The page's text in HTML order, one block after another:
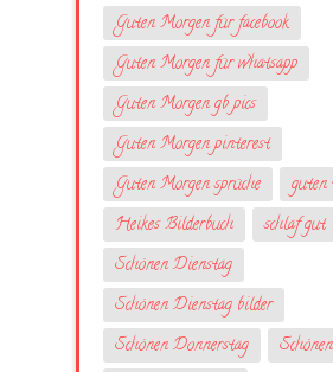
Guten Morgen für facebook
Guten Morgen für whatsapp
Guten Morgen gb pics
Guten Morgen pinterest
Guten Morgen sprüche
guten
Heikes Bilderbuch
schlaf gut
Schönen Dienstag
Schönen Dienstag bilder
Schönen Donnerstag